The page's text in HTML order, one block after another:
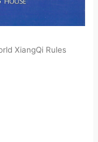
XiangQi Rules